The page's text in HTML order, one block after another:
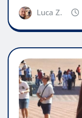
Luca Z.